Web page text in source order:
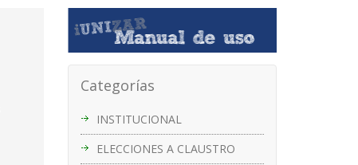
Categorías
INSTITUCIONAL
ELECCIONES A CLAUSTRO